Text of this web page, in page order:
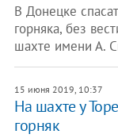
В Донецке
горняка, без
шахте имени А.
15 июня 2019, 10:37
На шахте у
горняк